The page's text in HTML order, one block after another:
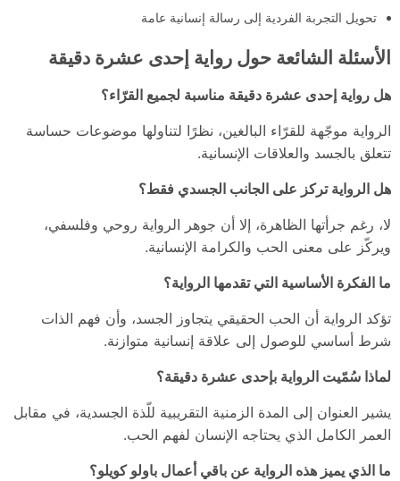
تحويل التجربة الفردية إلى رسالة إنسانية عامة
الأسئلة الشائعة حول رواية إحدى عشرة دقيقة
هل رواية إحدى عشرة دقيقة مناسبة لجميع القرّاء؟
الرواية موجّهة للقرّاء البالغين، نظرًا لتناولها موضوعات حساسة
تتعلق بالجسد والعلاقات الإنسانية.
هل الرواية تركز على الجانب الجسدي فقط؟
لا، رغم جرأتها الظاهرة، إلا أن جوهر الرواية روحي وفلسفي،
ويركّز على معنى الحب والكرامة الإنسانية.
ما الفكرة الأساسية التي تقدمها الرواية؟
تؤكد الرواية أن الحب الحقيقي يتجاوز الجسد، وأن فهم الذات
شرط أساسي للوصول إلى علاقة إنسانية متوازنة.
لماذا سُمّيت الرواية بإحدى عشرة دقيقة؟
يشير العنوان إلى المدة الزمنية التقريبية للّذة الجسدية، في مقابل
العمر الكامل الذي يحتاجه الإنسان لفهم الحب.
ما الذي يميز هذه الرواية عن باقي أعمال باولو كويلو؟